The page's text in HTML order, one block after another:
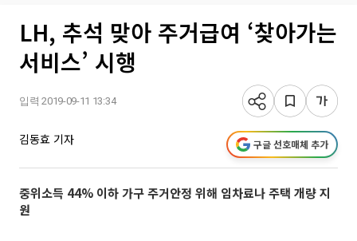
LH, 추석 맞아 주거급여 ‘찾아가는
서비스’ 시행
입력 2019-09-11 13:34
김동효 기자 구글 선호매체 추가
중위소득 44% 이하 가구 주거안정 위해 임차료나 주택 개량 지
원